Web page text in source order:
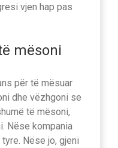
vjen hap pas
mësoni
për të mësuar
dhe vëzhgoni se
të mësoni,
Nëse kompania
Nëse jo, gjeni